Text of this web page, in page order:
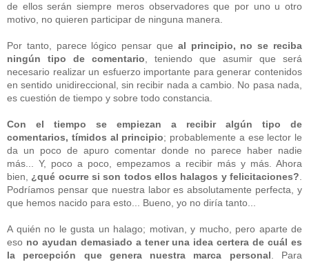
de ellos serán siempre meros observadores que por uno u otro
motivo, no quieren participar de ninguna manera.
Por tanto, parece lógico pensar que al principio, no se reciba
ningún tipo de comentario, teniendo que asumir que será
necesario realizar un esfuerzo importante para generar contenidos
en sentido unidireccional, sin recibir nada a cambio. No pasa nada,
es cuestión de tiempo y sobre todo constancia.
Con el tiempo se empiezan a recibir algún tipo de
comentarios, tímidos al principio; probablemente a ese lector le
da un poco de apuro comentar donde no parece haber nadie
más... Y, poco a poco, empezamos a recibir más y más. Ahora
bien,¿qué ocurre si son todos ellos halagos y felicitaciones?.
Podríamos pensar que nuestra labor es absolutamente perfecta, y
que hemos nacido para esto... Bueno, yo no diría tanto...
A quién no le gusta un halago; motivan, y mucho, pero aparte de
eso no ayudan demasiado a tener una idea certera de cuál es
la percepción que genera nuestra marca personal. Para